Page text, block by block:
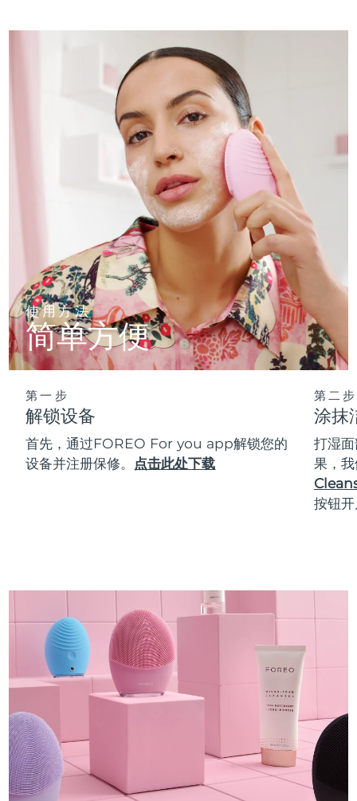
使用方法
简单方便
第一步
解锁设备
首先，通过FOREO For you app解锁您的
设备并注册保修。 点击此处下载
第二步
涂抹
打湿
果，
按钮